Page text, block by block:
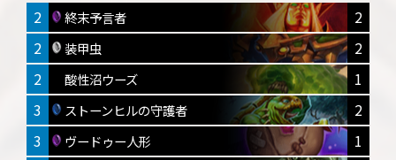
2 終末予言者
2
2
装甲虫
2
2
酸性沼ウーズ
1
3
ストーンヒルの守護者
2
3
ヴードゥー人形
1